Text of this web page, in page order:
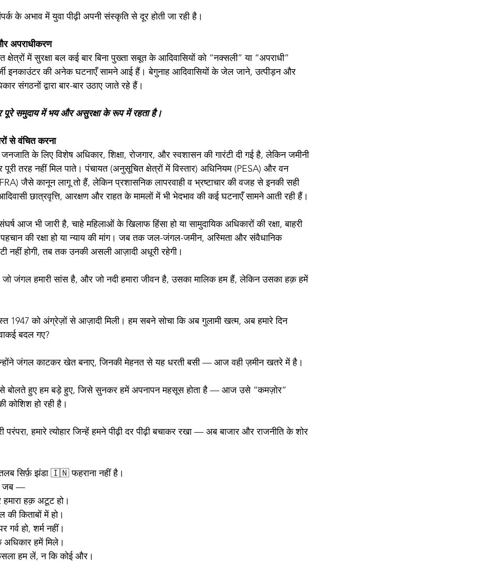
के अभाव में युवा पीढ़ी अपनी संस्कृति से दूर होती जा रही है।
अपराधीकरण
क्षेत्रों में सुरक्षा बल कई बार बिना पुख्ता सबूत के आदिवासियों को “नक्सली” या “अपराधी”
इनकाउंटर की अनेक घटनाएँ सामने आई हैं। बेगुनाह आदिवासियों के जेल जाने, उत्पीड़न और
संगठनों द्वारा बार-बार उठाए जाते रहे हैं।
समुदाय में भय और असुरक्षा के रूप में रहता है।
से वंचित करना
के लिए विशेष अधिकार, शिक्षा, रोजगार, और स्वशासन की गारंटी दी गई है, लेकिन जमीनी
तरह नहीं मिल पाते। पंचायत (अनुसूचित क्षेत्रों में विस्तार) अधिनियम (PESA) और वन
जैसे कानून लागू तो हैं, लेकिन प्रशासनिक लापरवाही व भ्रष्टाचार की वजह से इनकी सही
आदिवासी छात्रवृत्ति, आरक्षण और राहत के मामलों में भी भेदभाव की कई घटनाएँ सामने आती रही हैं।
आज भी जारी है, चाहे महिलाओं के खिलाफ हिंसा हो या सामुदायिक अधिकारों की रक्षा, बाहरी
की रक्षा हो या न्याय की मांग। जब तक जल-जंगल-जमीन, अस्मिता और संवैधानिक
नहीं होगी, तब तक उनकी असली आज़ादी अधूरी रहेगी।
जो जंगल हमारी सांस है, और जो नदी हमारा जीवन है, उसका मालिक हम हैं, लेकिन उसका हक़ हमें
1947 को अंग्रेज़ों से आज़ादी मिली। हम सबने सोचा कि अब गुलामी खत्म, अब हमारे दिन
बदल गए?
जंगल काटकर खेत बनाए, जिनकी मेहनत से यह धरती बसी — आज वही ज़मीन खतरे में है।
बोलते हुए हम बड़े हुए, जिसे सुनकर हमें अपनापन महसूस होता है — आज उसे “कमज़ोर”
कोशिश हो रही है।
परंपरा, हमारे त्योहार जिन्हें हमने पीढ़ी दर पीढ़ी बचाकर रखा — अब बाजार और राजनीति के शोर
सिर्फ़ झंडा 🇮🇳 फहराना नहीं है।
जब —
हमारा हक़ अटूट हो।
की किताबों में हो।
गर्व हो, शर्म नहीं।
अधिकार हमें मिले।
हम लें, न कि कोई और।